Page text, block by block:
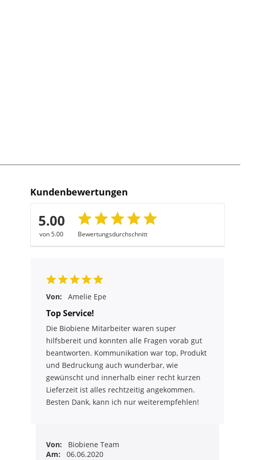
Kundenbewertungen
5.00
von 5.00 Bewertungsdurchschnitt
Von: Amelie Epe
Top Service!
Die Biobiene Mitarbeiter waren super
hilfsbereit und konnten alle Fragen vorab gut
beantworten. Kommunikation war top, Produkt
und Bedruckung auch wunderbar, wie
gewünscht und innerhalb einer recht kurzen
Lieferzeit ist alles rechtzeitig angekommen.
Besten Dank, kann ich nur weiterempfehlen!
Von:
Biobiene Team
Am:
06.06.2020